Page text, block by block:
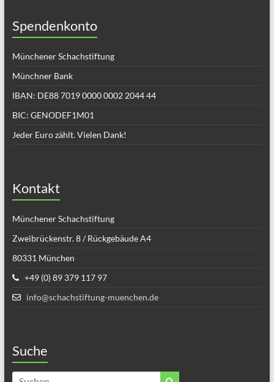
Spendenkonto
Münchener Schachstiftung
Münchner Bank
IBAN: DE88 7019 0000 0002 2044 44
BIC: GENODEF1M01
Jeder Euro zählt. Vielen Dank!
Kontakt
Münchener Schachstiftung
Zweibrückenstr. 8 / Rückgebäude A4
80331 München
+49 (0) 89 379 117 97
info@schachstiftung-muenchen.de
Suche